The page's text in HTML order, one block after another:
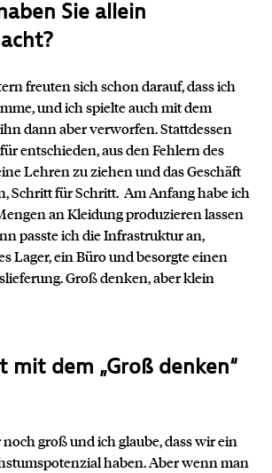
Sie allein
freuten sich schon darauf, dass ich
und ich spielte auch mit dem
dann aber verworfen. Stattdessen
entschieden, aus den Fehlern des
Lehren zu ziehen und das Geschäft
Schritt für Schritt. Am Anfang habe ich
an Kleidung produzieren lassen
passte ich die Infrastruktur an,
Lager, ein Büro und besorgte einen
Groß denken, aber klein
mit dem „Groß denken“
groß und ich glaube, dass wir ein
haben. Aber wenn man